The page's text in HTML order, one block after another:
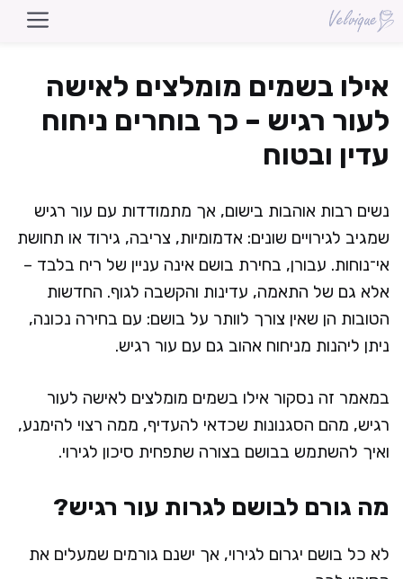
לדלג
לתוכן
אילו בשמים מומלצים לאישה
לעור רגיש – כך בוחרים ניחוח
עדין ובטוח
נשים רבות אוהבות בישום, אך מתמודדות עם עור רגיש
שמגיב לגירויים שונים: אדמומיות, צריבה, גירוד או תחושת
אי־נוחות. עבורן, בחירת בושם אינה עניין של ריח בלבד –
אלא גם של התאמה, עדינות והקשבה לגוף. החדשות
הטובות הן שאין צורך לוותר על בושם: עם בחירה נכונה,
ניתן ליהנות מניחוח אהוב גם עם עור רגיש.
במאמר זה נסקור אילו בשמים מומלצים לאישה לעור
רגיש, מהם הסגנונות שכדאי להעדיף, ממה רצוי להימנע,
ואיך להשתמש בבושם בצורה שתפחית סיכון לגירוי.
מה גורם לבושם לגרות עור רגיש?
לא כל בושם יגרום לגירוי, אך ישנם גורמים שמעלים את